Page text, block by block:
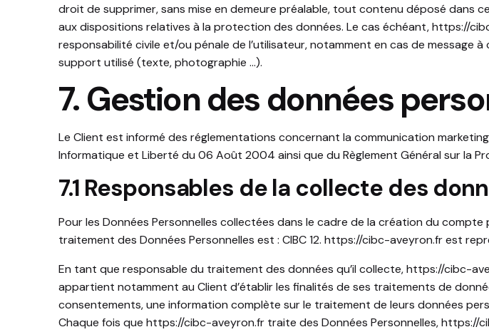
droit de supprimer, sans mise en demeure préalable, tout contenu déposé dans
aux dispositions relatives à la protection des données. Le cas échéant,https://
responsabilité civile et/ou pénale de l’utilisateur, notamment en cas de message
support utilisé (texte, photographie …).
7. Gestion des données
Le Client est informé des réglementations concernant la communication
Informatique et Liberté du 06 Août 2004 ainsi que du Règlement Général sur la
7.1 Responsables de la collecte des
Pour les Données Personnelles collectées dans le cadre de la création du
traitement des Données Personnelles est : CIBC 12. https://cibc-aveyron.frest
En tant que responsable du traitement des données qu’il collecte,https://cibc-
appartient notamment au Client d’établir les finalités de ses traitements de
consentements, une information complète sur le traitement de leurs données
Chaque fois que https://cibc-aveyron.fr traite des Données Personnelles,https://